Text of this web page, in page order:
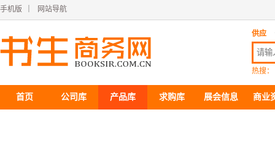
手机版 网站导航
供应
热搜：
首页 公司库 产品库 求购库 展会信息 商业